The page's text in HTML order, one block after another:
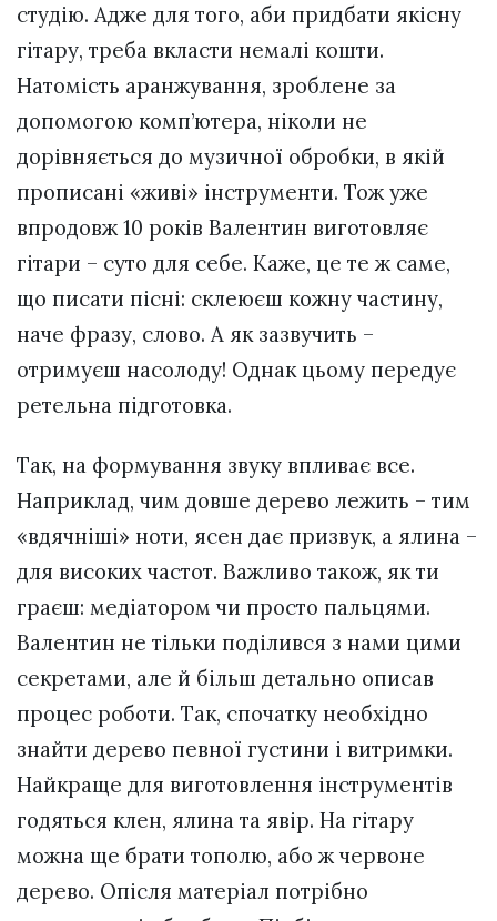
студію. Адже для того, аби придбати якісну
гітару, треба вкласти немалі кошти.
Натомість аранжування, зроблене за
допомогою комп’ютера, ніколи не
дорівняється до музичної обробки, в якій
прописані «живі» інструменти. Тож уже
впродовж 10 років Валентин виготовляє
гітари – суто для себе. Каже, це те ж саме,
що писати пісні: склеюєш кожну частину,
наче фразу, слово. А як зазвучить –
отримуєш насолоду! Однак цьому передує
ретельна підготовка.
Так, на формування звуку впливає все.
Наприклад, чим довше дерево лежить – тим
«вдячніші» ноти, ясен дає призвук, а ялина –
для високих частот. Важливо також, як ти
граєш: медіатором чи просто пальцями.
Валентин не тільки поділився з нами цими
секретами, але й більш детально описав
процес роботи. Так, спочатку необхідно
знайти дерево певної густини і витримки.
Найкраще для виготовлення інструментів
годяться клен, ялина та явір. На гітару
можна ще брати тополю, або ж червоне
дерево. Опісля матеріал потрібно